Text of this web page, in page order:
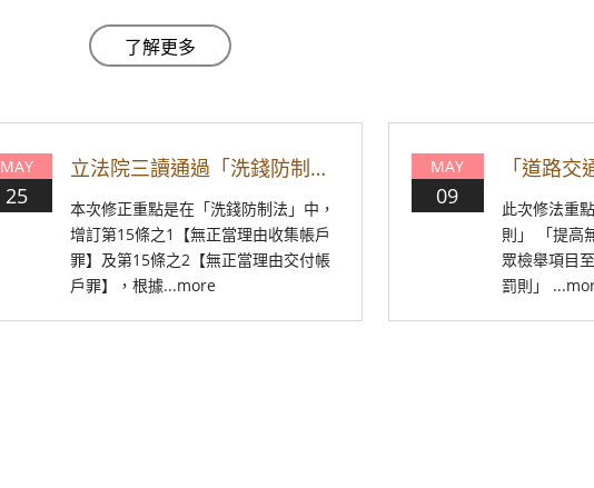
MAY
25
立法院三讀通過「洗錢防制法」修正案! 無正當理由收集/交付帳戶將構成收集/交付帳戶罪!
本次修正重點是在「洗錢防制法」中，
增訂第15條之1【無正當理由收集帳戶
罪】及第15條之2【無正當理由交付帳
戶罪】，根據...more
MAY
09
此次修法重
則」 「提高
眾檢舉項目
罰則」